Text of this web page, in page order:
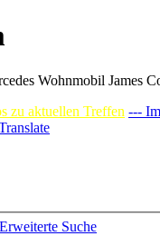
Wohnmobil James
zu aktuellen Treffen ---
Erweiterte Suche